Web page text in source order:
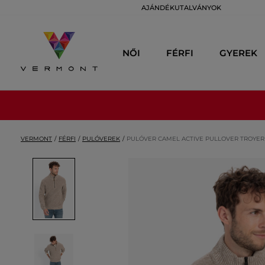
AJÁNDÉKUTALVÁNYOK
NŐI FÉRFI GYEREK
VERMONT FÉRFI PULÓVEREK PULÓVER CAMEL ACTIVE PULLOVER TROYER